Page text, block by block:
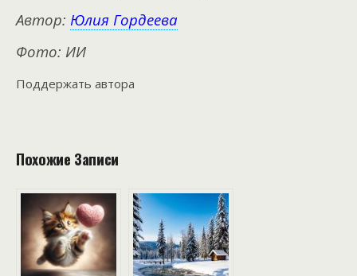
Автор: Юлия Гордеева
Фото: ИИ
Поддержать автора
Похожие Записи